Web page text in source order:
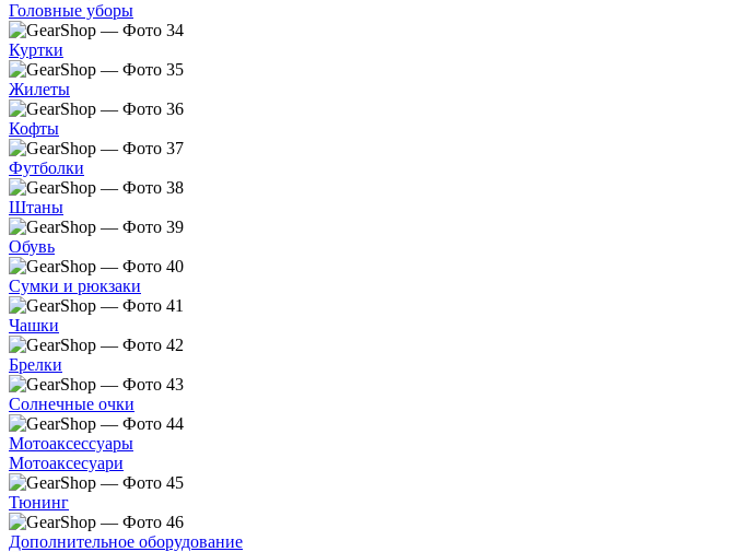
Головные уборы
Куртки
Жилеты
Кофты
Футболки
Штаны
Обувь
Сумки и рюкзаки
Чашки
Брелки
Солнечные очки
Мотоаксессуары
Мотоаксесуари
Тюнинг
Дополнительное оборудование